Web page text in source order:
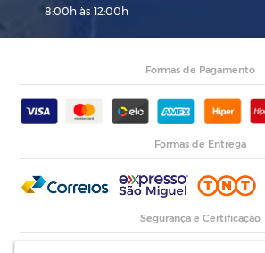
8:00h às 12:00h
Formas de Pagamento
Formas de Entrega
Segurança e Certificação